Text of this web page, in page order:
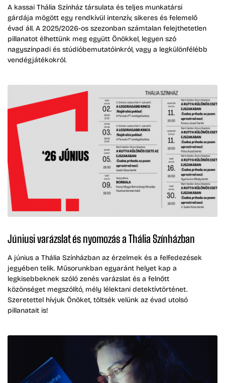
A kassai Thália Színház társulata és teljes munkatársi
gárdája mögött egy rendkívül intenzív, sikeres és felemelő
évad áll. A 2025/2026-os szezonban számtalan felejthetetlen
pillanatot élhettünk meg együtt Önökkel, legyen szó
nagyszínpadi és stúdióbemutatóinkról, vagy a legkülönfélébb
vendégjátékokról.
Júniusi varázslat és nyomozás a Thália Színházban
A június a Thália Színházban az érzelmek és a felfedezések
jegyében telik. Műsorunkban egyaránt helyet kap a
legkisebbeknek szóló zenés varázslat és a felnőtt
közönséget megszólító, mély lélektani detektívtörténet.
Szeretettel hívjuk Önöket, töltsék velünk az évad utolsó
pillanatait is!